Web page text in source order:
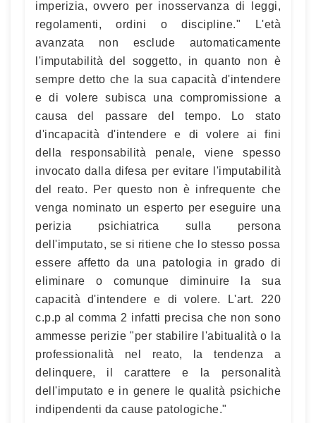
imperizia, ovvero per inosservanza di leggi,
regolamenti, ordini o discipline." L'età
avanzata non esclude automaticamente
l'imputabilità del soggetto, in quanto non è
sempre detto che la sua capacità d'intendere
e di volere subisca una compromissione a
causa del passare del tempo. Lo stato
d'incapacità d'intendere e di volere ai fini
della responsabilità penale, viene spesso
invocato dalla difesa per evitare l'imputabilità
del reato. Per questo non è infrequente che
venga nominato un esperto per eseguire una
perizia psichiatrica sulla persona
dell'imputato, se si ritiene che lo stesso possa
essere affetto da una patologia in grado di
eliminare o comunque diminuire la sua
capacità d'intendere e di volere. L'art. 220
c.p.p al comma 2 infatti precisa che non sono
ammesse perizie "per stabilire l'abitualità o la
professionalità nel reato, la tendenza a
delinquere, il carattere e la personalità
dell'imputato e in genere le qualità psichiche
indipendenti da cause patologiche."